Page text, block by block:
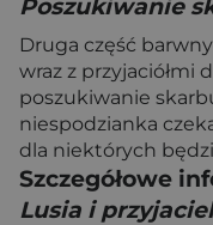
Poszukiwanie
Druga część
wraz z przyjaciółmi
poszukiwanie
niespodzianka
dla niektórych
Szczegółowe
Lusia i